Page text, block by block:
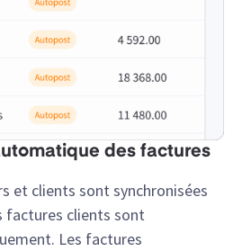
des factures
et clients sont synchronisées
factures clients sont
Les factures